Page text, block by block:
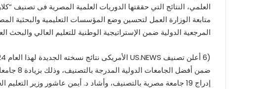
متابعة الوزارة العمل لتحسين وضع المؤسسات التعليمية والبحثية
المرجعية الدولية ضمن الإستراتيجية الوطنية للتعليم العالي والبحث
إدراج 19 جامعة مصرية بالتصنيف، وأشاد د. أيمن عاشور وزير